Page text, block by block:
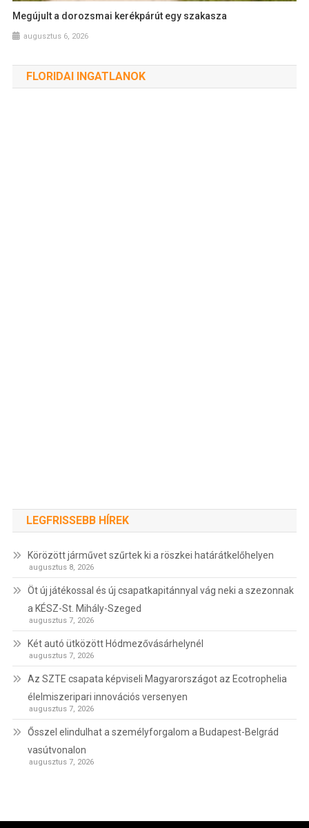
Megújult a dorozsmai kerékpárút egy szakasza
augusztus 6, 2026
FLORIDAI INGATLANOK
LEGFRISSEBB HÍREK
Körözött járművet szűrtek ki a röszkei határátkelőhelyen
augusztus 8, 2026
Öt új játékossal és új csapatkapitánnyal vág neki a szezonnak
a KÉSZ-St. Mihály-Szeged
augusztus 7, 2026
Két autó ütközött Hódmezővásárhelynél
augusztus 7, 2026
Az SZTE csapata képviseli Magyarországot az Ecotrophelia
élelmiszeripari innovációs versenyen
augusztus 7, 2026
Ősszel elindulhat a személyforgalom a Budapest-Belgrád
vasútvonalon
augusztus 7, 2026